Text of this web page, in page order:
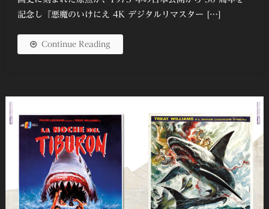
記念し『悪魔のいけにえ 4K デジタルリマスター […]
Continue Reading